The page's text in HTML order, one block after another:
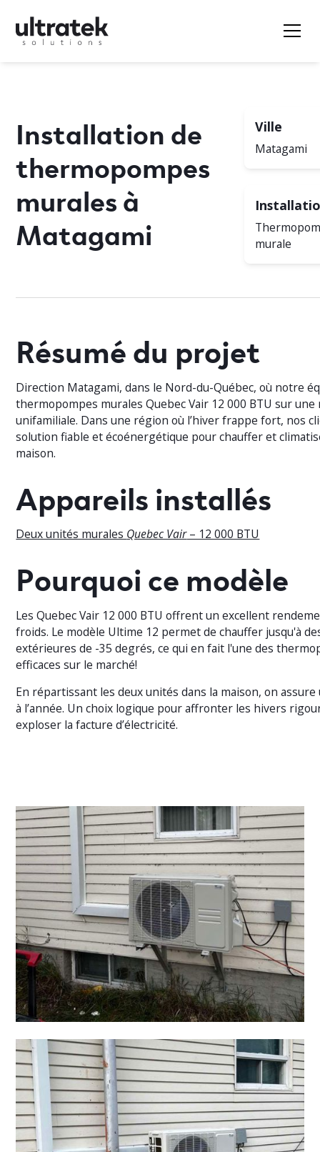
Installation de
thermopompes
murales à
Matagami
Ville
Matagami
murale
Résumé du projet
Direction Matagami, dans le Nord-du-Québec, où notre
thermopompes murales Quebec Vair 12 000 BTU sur une
unifamiliale. Dans une région où l’hiver frappe fort, nos
solution fiable et écoénergétique pour chauffer et
maison.
Appareils installés
Deux unités murales Quebec Vair– 12 000 BTU
Pourquoi ce modèle
Les Quebec Vair 12 000 BTU offrent un excellent
froids. Le modèle Ultime 12 permet de chauffer jusqu'à
extérieures de -35 degrés, ce qui en fait l'une des
efficaces sur le marché!
En répartissant les deux unités dans la maison, on
à l’année. Un choix logique pour affronter les hivers
exploser la facture d’électricité.